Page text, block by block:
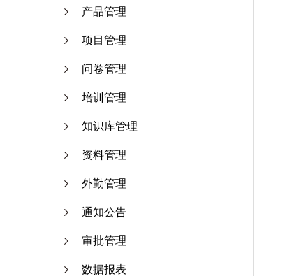
产品管理
项目管理
问卷管理
培训管理
知识库管理
资料管理
外勤管理
通知公告
审批管理
数据报表